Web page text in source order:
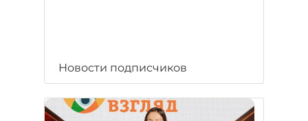
Новости подписчиков